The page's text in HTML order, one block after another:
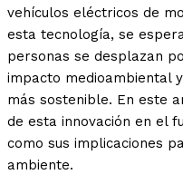
vehículos eléctricos de
esta tecnología, se
personas se desplazan
impacto medioambiental
más sostenible. En este
de esta innovación en el
como sus implicaciones
ambiente.